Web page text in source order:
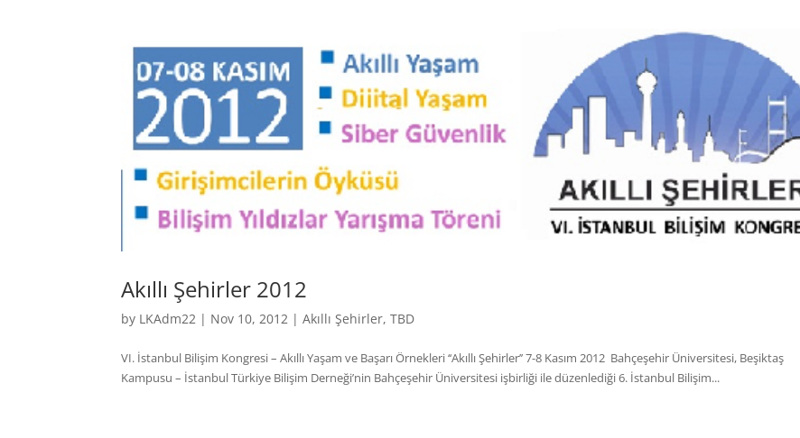
Akıllı Şehirler 2012
by LKAdm22 | Nov 10, 2012 |Akıllı Şehirler,TBD
VI. İstanbul Bilişim Kongresi – Akıllı Yaşam ve Başarı Örnekleri ‘‘Akıllı Şehirler’’ 7-8 Kasım 2012 Bahçeşehir Üniversitesi, Beşiktaş
Kampusu – İstanbul Türkiye Bilişim Derneği’nin Bahçeşehir Üniversitesi işbirliği ile düzenlediği 6. İstanbul Bilişim...